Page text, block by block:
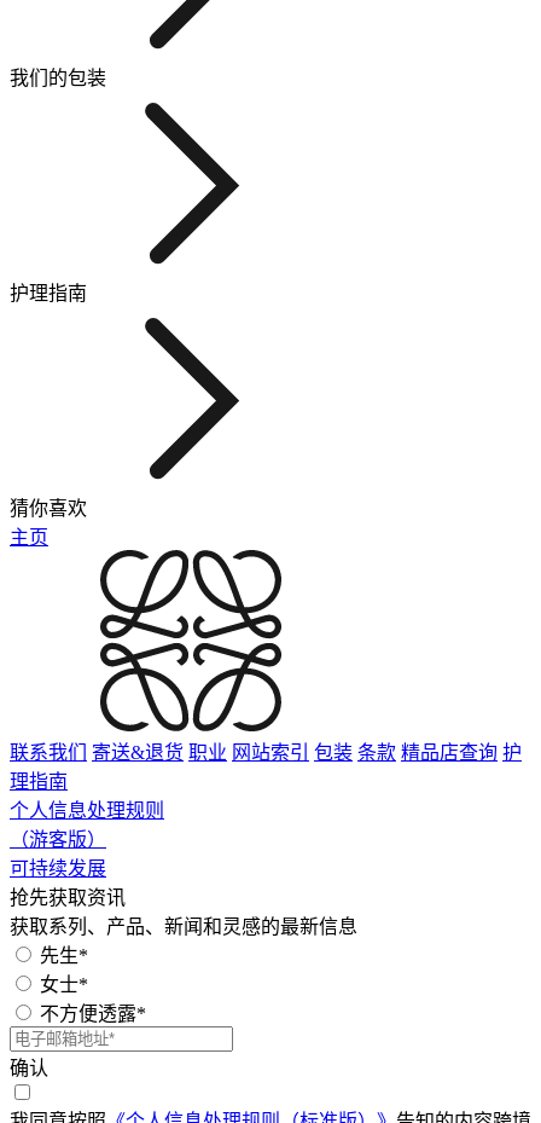
我们的包装
护理指南
猜你喜欢
主页
联系我们 寄送&退货 职业 网站索引 包装 条款 精品店查询 护
理指南
个人信息处理规则
（游客版）
可持续发展
抢先获取资讯
获取系列、产品、新闻和灵感的最新信息
先生*
女士*
不方便透露*
确认